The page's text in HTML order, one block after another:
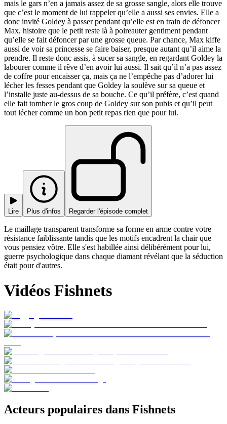
mais le gars n’en a jamais assez de sa grosse sangle, alors elle trouve
que c’est le moment de lui rappeler qu’elle a aussi ses envies. Elle a
donc invité Goldey à passer pendant qu’elle est en train de défoncer
Max, histoire que le petit reste là à poireauter gentiment pendant
qu’elle se fait défoncer par une grosse queue. Par chance, Max kiffe
aussi de voir sa princesse se faire baiser, presque autant qu’il aime la
prendre. Il reste donc assis, à sucer sa sangle, en regardant Goldey la
labourer comme il rêve d’en avoir lui aussi. Il sait qu’il n’a pas assez
de coffre pour encaisser ça, mais ça ne l’empêche pas d’adorer lui
lécher les fesses pendant que Goldey la soulève sur sa queue et
l’installe juste au-dessus de sa bouche. Ce qu’il préfère, c’est quand
elle fait tomber le gros coup de Goldey sur son pubis et qu’il peut
tout lécher comme un bon petit repas rien que pour lui.
Lire Plus d'infos Regarder l'épisode complet
Le maillage transparent transforme sa forme en arme contre votre
résistance faiblissante tandis que les motifs encadrent la chair que
vous pensiez vôtre. Elle s'est habillée ainsi délibérément pour lui,
guerre psychologique dans chaque diamant révélant que la séduction
était pour d'autres.
Vidéos Fishnets
Acteurs populaires dans Fishnets